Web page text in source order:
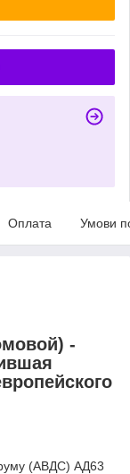
Оплата Умови
-
(АВДС) АД63